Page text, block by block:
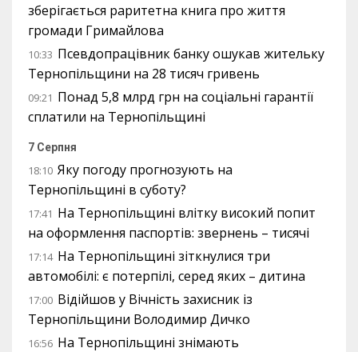
зберігається раритетна книга про життя
громади Гримайлова
10:33 Псевдопрацівник банку ошукав жительку
Тернопільщини на 28 тисяч гривень
09:21 Понад 5,8 млрд грн на соціальні гарантії
сплатили на Тернопільщині
7 Серпня
18:10 Яку погоду прогнозують на
Тернопільщині в суботу?
17:41 На Тернопільщині влітку високий попит
на оформлення паспортів: звернень – тисячі
17:14 На Тернопільщині зіткнулися три
автомобілі: є потерпілі, серед яких – дитина
17:00 Відійшов у Вічність захисник із
Тернопільщини Володимир Дичко
16:56 На Тернопільщині знімають